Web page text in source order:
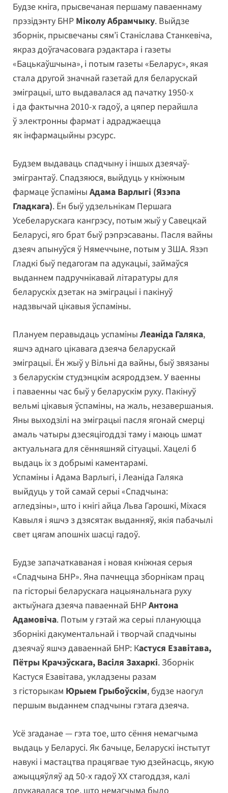
Будзе кніга, прысвечаная першаму паваеннаму
прэзідэнту БНР Міколу Абрамчыку. Выйдзе
зборнік, прысвечаны сям’і Станіслава Станкевіча,
якраз доўгачасовага рэдактара і газеты
«Бацькаўшчына», і потым газеты «Беларус», якая
стала другой значнай газетай для беларускай
эміграцыі, што выдавалася ад пачатку 1950-х
і да фактычна 2010-х гадоў, а цяпер перайшла
ў электронны фармат і адраджаецца
як інфармацыйны рэсурс.
Будзем выдаваць спадчыну і іншых дзеячаў-
эмігрантаў. Спадзяюся, выйдуць у кніжным
фармаце ўспаміны Адама Варлыгі (Язэпа
Гладкага). Ён быў удзельнікам Першага
Усебеларускага кангрэсу, потым жыў у Савецкай
Беларусі, яго брат быў рэпрэсаваны. Пасля вайны
дзеяч апынуўся ў Нямеччыне, потым у ЗША. Язэп
Гладкі быў педагогам па адукацыі, займаўся
выданнем падручнікавай літаратуры для
беларускіх дзетак на эміграцыі і пакінуў
надзвычай цікавыя ўспаміны.
Плануем перавыдаць успаміны Леаніда Галяка,
яшчэ аднаго цікавага дзеяча беларускай
эміграцыі. Ён жыў у Вільні да вайны, быў звязаны
з беларускім студэнцкім асяроддзем. У ваенны
і паваенны час быў у беларускім руху. Пакінуў
вельмі цікавыя ўспаміны, на жаль, незавершаныя.
Яны выходзілі на эміграцыі пасля ягонай смерці
амаль чатыры дзесяцігоддзі таму і маюць шмат
актуальнага для сённяшняй сітуацыі. Хацелі б
выдаць іх з добрымі каментарамі.
Успаміны і Адама Варлыгі, і Леаніда Галяка
выйдуць у той самай серыі «Спадчына:
агледзіны», што і кнігі айца Льва Гарошкі, Міхася
Кавыля і яшчэ з дзясятак выданняў, якія пабачылі
свет цягам апошніх шасці гадоў.
Будзе запачаткаваная і новая кніжная серыя
«Спадчына БНР». Яна пачнецца зборнікам прац
па гісторыі беларускага нацыянальнага руху
актыўнага дзеяча паваеннай БНРАнтона
Адамовіча. Потым у гэтай жа серыі плануюцца
зборнікі дакументальнай і творчай спадчыны
дзеячаў яшчэ даваеннай БНР: Кастуся Езавітава,
Пётры Крачэўскага, Васіля Захаркі. Зборнік
Кастуся Езавітава, укладзены разам
з гісторыкам Юрыем Грыбоўскім, будзе наогул
першым выданнем спадчыны гэтага дзеяча.
Усё згаданае — гэта тое, што сёння немагчыма
выдаць у Беларусі. Як бачыце, Беларускі інстытут
навукі і мастацтва працягвае тую дзейнасць, якую
ажыццяўляў ад 50-х гадоў ХХ стагоддзя, калі